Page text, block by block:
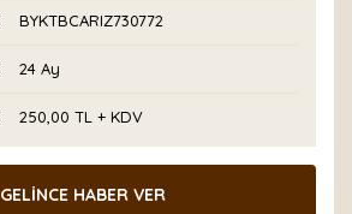
BYKTBCARIZ730772
24 Ay
250,00 TL + KDV
GELİNCE HABER VER